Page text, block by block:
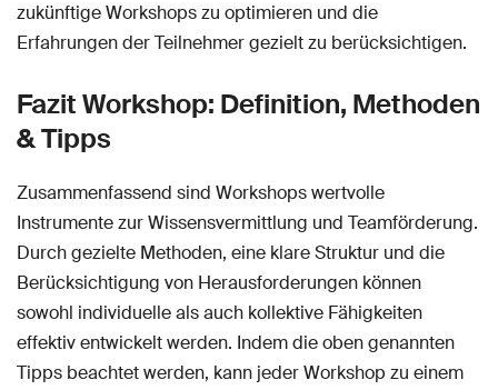
zukünftige Workshops zu optimieren und die
Erfahrungen der Teilnehmer gezielt zu berücksichtigen.
Fazit Workshop: Definition, Methoden
& Tipps
Zusammenfassend sind Workshops wertvolle
Instrumente zur Wissensvermittlung und Teamförderung.
Durch gezielte Methoden, eine klare Struktur und die
Berücksichtigung von Herausforderungen können
sowohl individuelle als auch kollektive Fähigkeiten
effektiv entwickelt werden. Indem die oben genannten
Tipps beachtet werden, kann jeder Workshop zu einem